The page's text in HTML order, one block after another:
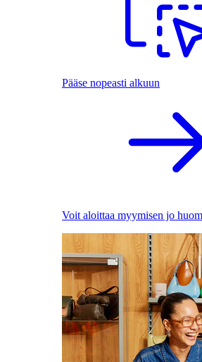
Pääse nopeasti alkuun
Voit aloittaa myymisen jo